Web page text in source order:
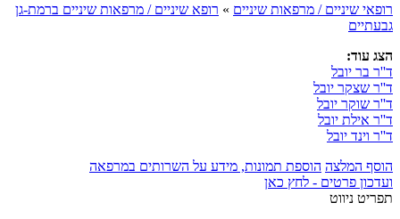
רופאי שיניים / מרפאות שיניים » רופא שיניים / מרפאות שיניים ברמת-גן
גבעתיים
הצג עוד:
ד''ר בר יובל
ד''ר שצקר יובל
ד''ר שוקר יובל
ד''ר אילת יובל
ד''ר וינד יובל
הוסף המלצה הוספת תמונות, מידע על השרותים במרפאה
ועדכון פרטים - לחץ כאן
תפריט ניווט